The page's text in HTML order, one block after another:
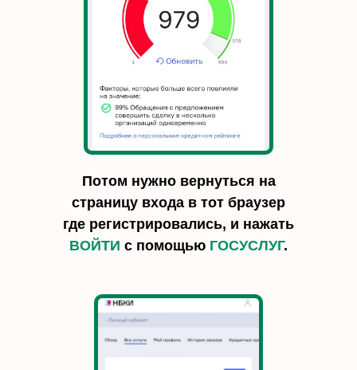
Потом нужно вернуться на
страницу входа в тот браузер
где регистрировались, и нажать
ВОЙТИ с помощью ГОСУСЛУГ.